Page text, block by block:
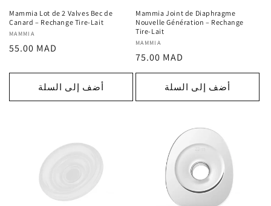
Mammia Lot de 2 Valves Bec de
Canard – Rechange Tire-Lait
المورد
:
MAMMIA
السعر
55.00 MAD
أضف إلى السلة
Mammia Joint de Diaphragme
Nouvelle Génération – Rechange
Tire-Lait
المورد
:
MAMMIA
السعر
العادي
75.00 MAD
أضف إلى السلة